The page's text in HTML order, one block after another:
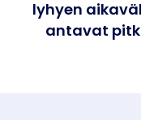
lyhyen
antavat